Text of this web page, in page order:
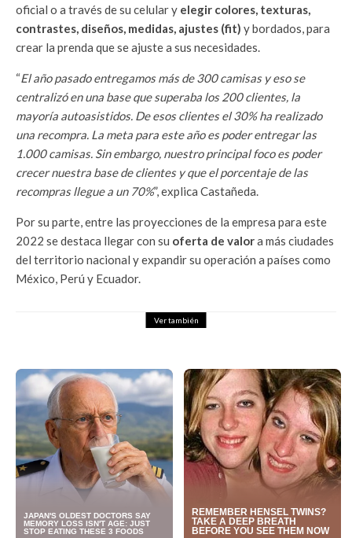
oficial o a través de su celular y elegir colores, texturas,
contrastes, diseños, medidas, ajustes (fit) y bordados, para
crear la prenda que se ajuste a sus necesidades.
“El año pasado entregamos más de 300 camisas y eso se
centralizó en una base que superaba los 200 clientes, la
mayoría autoasistidos. De esos clientes el 30% ha realizado
una recompra. La meta para este año es poder entregar las
1.000 camisas. Sin embargo, nuestro principal foco es poder
crecer nuestra base de clientes y que el porcentaje de las
recompras llegue a un 70%”, explica Castañeda.
Por su parte, entre las proyecciones de la empresa para este
2022 se destaca llegar con su oferta de valora más ciudades
del territorio nacional y expandir su operación a países como
México, Perú y Ecuador.
Ver también